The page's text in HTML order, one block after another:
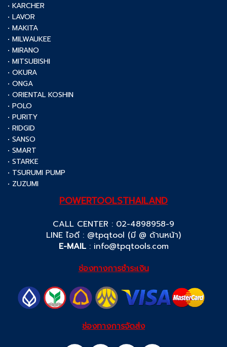
• KARCHER
• LAVOR
• MAKITA
• MILWAUKEE
• MIRANO
• MITSUBISHI
• OKURA
• ONGA
• ORIENTAL KOSHIN
• POLO
• PURITY
• RIDGID
• SANSO
• SMART
• STARKE
• TSURUMI PUMP
• ZUZUMI
POWERTOOLSTHAILAND
CALL CENTER : 02-4898958-9
LINE ไอดี : @tpqtool (มี @ ด้านหน้า)
E-MAIL: info@tpqtools.com
ช่องทางการชำระเงิน
ช่องทางการจัดส่ง